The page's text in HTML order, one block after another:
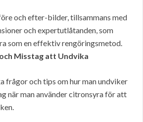
och efter-bilder, tillsammans med
och expertutlåtanden, som
som en effektiv rengöringsmetod.
Misstag att Undvika
frågor och tips om hur man undviker
när man använder citronsyra för att